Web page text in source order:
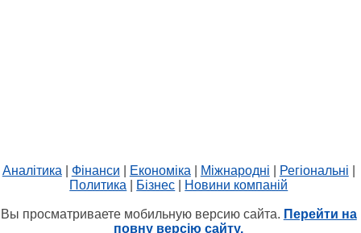
Аналітика Фінанси Економіка Міжнародні Регіональні
Политика
Бізнес Новини компаній
Вы просматриваете мобильную версию сайта. Перейти на
повну версію сайту.